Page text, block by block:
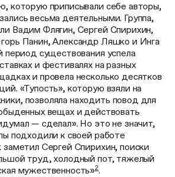
которую приписывали себе авторы,
весьма деятельными. Группа,
Вадим Флягин, Сергей Спирихин,
Панин, Александр Ляшко и Инга
период существования успела
и фестивалях на разных
и провела несколько десятков
«Тупость», которую взяли на
позволяла находить повод для
вещах и действовать
— сделал». Но это не значит,
подходили к своей работе
заметил Сергей Спирихин, поиски
труд, холодный пот, тяжелый
мужественность»2.